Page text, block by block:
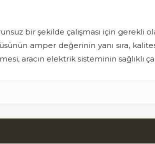
bir şekilde çalışması için gerekli
amper değerinin yanı sıra,
aracın elektrik sisteminin sağlıklı